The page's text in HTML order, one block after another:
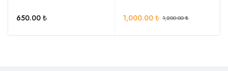
650.00 ₺ 1,200.00₺
1,000.00 ₺